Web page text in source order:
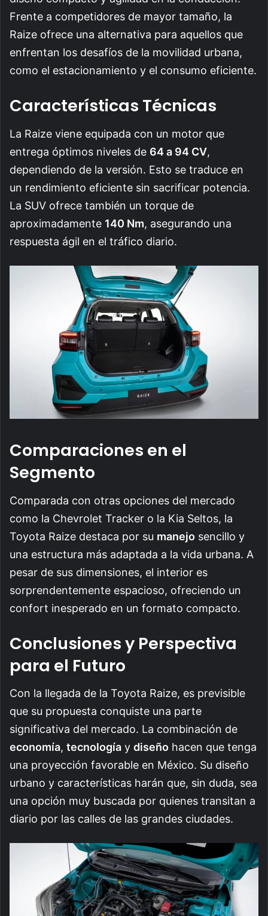
Frente a competidores de mayor tamaño, la
Raize ofrece una alternativa para aquellos que
enfrentan los desafíos de la movilidad urbana,
como el estacionamiento y el consumo eficiente.
Características Técnicas
La Raize viene equipada con un motor que
entrega óptimos niveles de 64 a 94 CV,
dependiendo de la versión. Esto se traduce en
un rendimiento eficiente sin sacrificar potencia.
La SUV ofrece también un torque de
aproximadamente 140 Nm, asegurando una
respuesta ágil en el tráfico diario.
Comparaciones en el
Segmento
Comparada con otras opciones del mercado
como la Chevrolet Tracker o la Kia Seltos, la
Toyota Raize destaca por su manejo sencillo y
una estructura más adaptada a la vida urbana. A
pesar de sus dimensiones, el interior es
sorprendentemente espacioso, ofreciendo un
confort inesperado en un formato compacto.
Conclusiones y Perspectiva
para el Futuro
Con la llegada de la Toyota Raize, es previsible
que su propuesta conquiste una parte
significativa del mercado. La combinación de
economía, tecnología y diseño hacen que tenga
una proyección favorable en México. Su diseño
urbano y características harán que, sin duda, sea
una opción muy buscada por quienes transitan a
diario por las calles de las grandes ciudades.